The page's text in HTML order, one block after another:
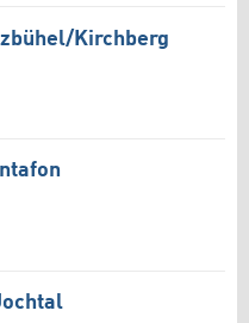
​Kirchberg